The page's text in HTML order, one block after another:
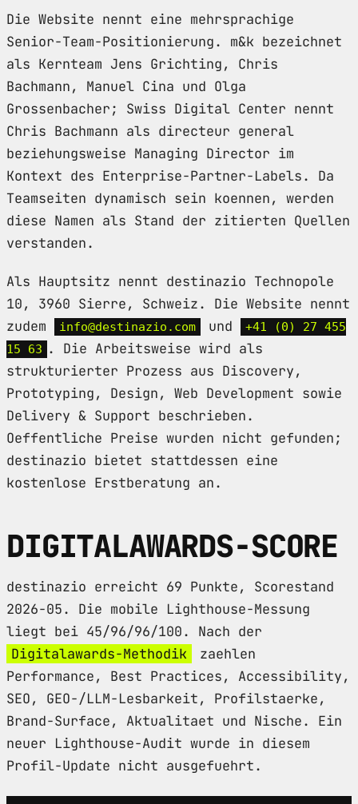
Die Website nennt eine mehrsprachige
Senior-Team-Positionierung. m&k bezeichnet
als Kernteam Jens Grichting, Chris
Bachmann, Manuel Cina und Olga
Grossenbacher; Swiss Digital Center nennt
Chris Bachmann als directeur general
beziehungsweise Managing Director im
Kontext des Enterprise-Partner-Labels. Da
Teamseiten dynamisch sein koennen, werden
diese Namen als Stand der zitierten Quellen
verstanden.
Als Hauptsitz nennt destinazio Technopole
10, 3960 Sierre, Schweiz. Die Website nennt
zudem
info@destinazio.com und
+41 (0) 27 455
15 63 . Die Arbeitsweise wird als
strukturierter Prozess aus Discovery,
Prototyping, Design, Web Development sowie
Delivery & Support beschrieben.
Oeffentliche Preise wurden nicht gefunden;
destinazio bietet stattdessen eine
kostenlose Erstberatung an.
DIGITALAWARDS-SCORE
destinazio erreicht 69 Punkte, Scorestand
2026-05. Die mobile Lighthouse-Messung
liegt bei 45/96/96/100. Nach der
Digitalawards-Methodik
zaehlen
Performance, Best Practices, Accessibility,
SEO, GEO-/LLM-Lesbarkeit, Profilstaerke,
Brand-Surface, Aktualitaet und Nische. Ein
neuer Lighthouse-Audit wurde in diesem
Profil-Update nicht ausgefuehrt.